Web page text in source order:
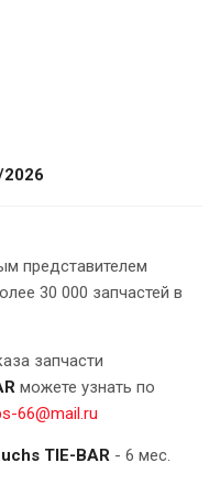
представителем
30 000 запчастей в
запчасти
можете узнать по
66@mail.ru
TIE-BAR - 6 мес.